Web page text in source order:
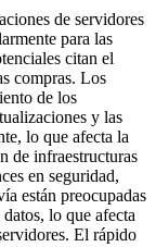
de servidores
para las
citan el
compras. Los
de los
y las
lo que afecta la
de infraestructuras
en seguridad,
están preocupadas
lo que afecta
El rápido